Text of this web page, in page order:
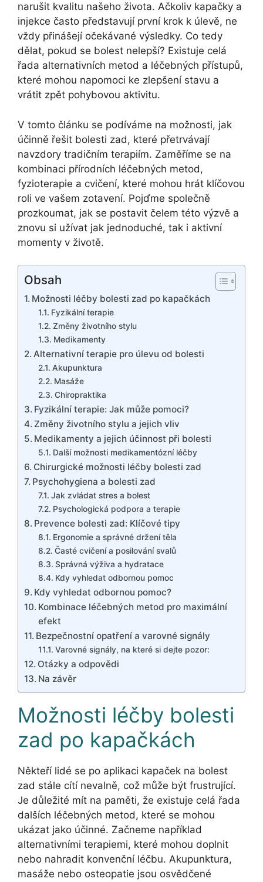
narušit kvalitu našeho života. Ačkoliv kapačky a
injekce často představují první krok k úlevě, ne
vždy přinášejí očekávané výsledky. Co tedy
dělat, pokud se bolest nelepší? Existuje celá
řada alternativních metod a léčebných přístupů,
které mohou napomoci ke zlepšení stavu a
vrátit zpět pohybovou aktivitu.
V tomto článku se podíváme na možnosti, jak
účinně řešit bolesti zad, které přetrvávají
navzdory tradičním terapiím. Zaměříme se na
kombinaci přírodních léčebných metod,
fyzioterapie a cvičení, které mohou hrát klíčovou
roli ve vašem zotavení. Pojďme společně
prozkoumat, jak se postavit čelem této výzvě a
znovu si užívat jak jednoduché, tak i aktivní
momenty v životě.
Obsah
Možnosti léčby bolesti zad po kapačkách
Fyzikální terapie
Změny životního stylu
Medikamenty
Alternativní terapie pro úlevu od bolesti
Akupunktura
Masáže
Chiropraktika
Fyzikální terapie: Jak může pomoci?
Změny životního stylu a jejich vliv
Medikamenty a jejich účinnost při bolesti
Další možnosti medikamentózní léčby
Chirurgické možnosti léčby bolesti zad
Psychohygiena a bolesti zad
Jak zvládat stres a bolest
Psychologická podpora a terapie
Prevence bolesti zad: Klíčové tipy
Ergonomie a správné držení těla
Časté cvičení a posilování svalů
Správná výživa a hydratace
Kdy vyhledat odbornou pomoc
Kdy vyhledat odbornou pomoc?
Kombinace léčebných metod pro maximální
efekt
Bezpečnostní opatření a varovné signály
Varovné signály, na které si dejte pozor:
Otázky a odpovědi
Na závěr
Možnosti léčby bolesti
zad po kapačkách
Někteří lidé se po aplikaci kapaček na bolest
zad stále cítí nevalně, což může být frustrující.
Je důležité mít na paměti, že existuje celá řada
dalších léčebných metod, které se mohou
ukázat jako účinné. Začneme například
alternativními terapiemi, které mohou doplnit
nebo nahradit konvenční léčbu. Akupunktura,
masáže nebo osteopatie jsou osvědčené